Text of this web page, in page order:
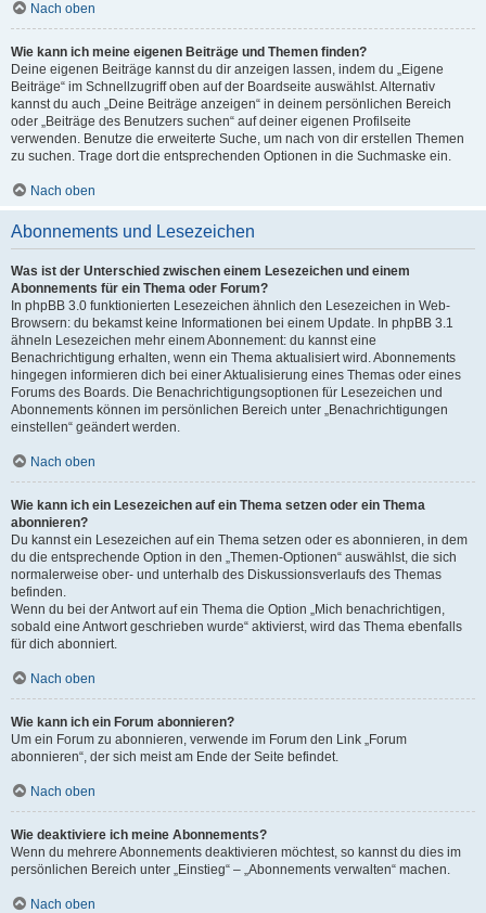
Nach oben
Wie kann ich meine eigenen Beiträge und Themen finden?
Deine eigenen Beiträge kannst du dir anzeigen lassen, indem du „Eigene
Beiträge“ im Schnellzugriff oben auf der Boardseite auswählst. Alternativ
kannst du auch „Deine Beiträge anzeigen“ in deinem persönlichen Bereich
oder „Beiträge des Benutzers suchen“ auf deiner eigenen Profilseite
verwenden. Benutze die erweiterte Suche, um nach von dir erstellen Themen
zu suchen. Trage dort die entsprechenden Optionen in die Suchmaske ein.
Nach oben
Abonnements und Lesezeichen
Was ist der Unterschied zwischen einem Lesezeichen und einem
Abonnements für ein Thema oder Forum?
In phpBB 3.0 funktionierten Lesezeichen ähnlich den Lesezeichen in Web-
Browsern: du bekamst keine Informationen bei einem Update. In phpBB 3.1
ähneln Lesezeichen mehr einem Abonnement: du kannst eine
Benachrichtigung erhalten, wenn ein Thema aktualisiert wird. Abonnements
hingegen informieren dich bei einer Aktualisierung eines Themas oder eines
Forums des Boards. Die Benachrichtigungsoptionen für Lesezeichen und
Abonnements können im persönlichen Bereich unter „Benachrichtigungen
einstellen“ geändert werden.
Nach oben
Wie kann ich ein Lesezeichen auf ein Thema setzen oder ein Thema
abonnieren?
Du kannst ein Lesezeichen auf ein Thema setzen oder es abonnieren, in dem
du die entsprechende Option in den „Themen-Optionen“ auswählst, die sich
normalerweise ober- und unterhalb des Diskussionsverlaufs des Themas
befinden.
Wenn du bei der Antwort auf ein Thema die Option „Mich benachrichtigen,
sobald eine Antwort geschrieben wurde“ aktivierst, wird das Thema ebenfalls
für dich abonniert.
Nach oben
Wie kann ich ein Forum abonnieren?
Um ein Forum zu abonnieren, verwende im Forum den Link „Forum
abonnieren“, der sich meist am Ende der Seite befindet.
Nach oben
Wie deaktiviere ich meine Abonnements?
Wenn du mehrere Abonnements deaktivieren möchtest, so kannst du dies im
persönlichen Bereich unter „Einstieg“ – „Abonnements verwalten“ machen.
Nach oben